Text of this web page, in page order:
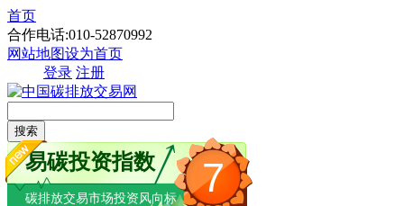
首页
合作电话:010-52870992
网站地图设为首页
登录 注册
搜索
7
易碳投资指数
碳排放交易市场投资风向标